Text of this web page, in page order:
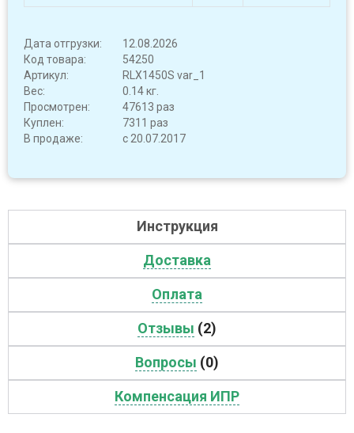
Дата отгрузки:
12.08.2026
Код товара:
54250
Артикул:
RLX1450S var_1
Вес:
0.14 кг.
Просмотрен:
47613 раз
Куплен:
7311 раз
В продаже:
с 20.07.2017
Инструкция
Доставка
Оплата
Отзывы (2)
Вопросы (0)
Компенсация ИПР